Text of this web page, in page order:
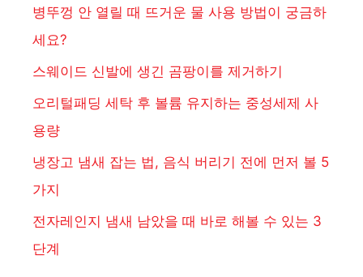
병뚜껑 안 열릴 때 뜨거운 물 사용 방법이 궁금하
세요?
스웨이드 신발에 생긴 곰팡이를 제거하기
오리털패딩 세탁 후 볼륨 유지하는 중성세제 사
용량
냉장고 냄새 잡는 법, 음식 버리기 전에 먼저 볼 5
가지
전자레인지 냄새 남았을 때 바로 해볼 수 있는 3
단계